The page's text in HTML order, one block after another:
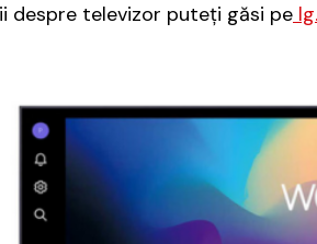
despre televizor puteţi găsi pe